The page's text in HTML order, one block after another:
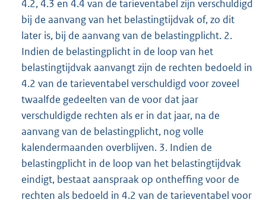
4.2, 4.3 en 4.4 van de tarieventabel zijn verschuldigd
bij de aanvang van het belastingtijdvak of, zo dit
later is, bij de aanvang van de belastingplicht. 2.
Indien de belastingplicht in de loop van het
belastingtijdvak aanvangt zijn de rechten bedoeld in
4.2 van de tarieventabel verschuldigd voor zoveel
twaalfde gedeelten van de voor dat jaar
verschuldigde rechten als er in dat jaar, na de
aanvang van de belastingplicht, nog volle
kalendermaanden overblijven. 3. Indien de
belastingplicht in de loop van het belastingtijdvak
eindigt, bestaat aanspraak op ontheffing voor de
rechten als bedoeld in 4.2 van de tarieventabel voor